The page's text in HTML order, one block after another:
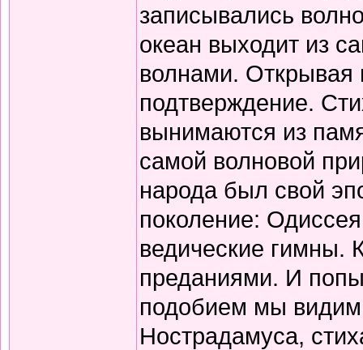
записывались
океан выходит из
волнами. Открывая
подтверждение.
вынимаются из
самой волновой
народа был свой
поколение:
ведические гимны.
преданиями. И
подобием мы видим
Нострадамуса,